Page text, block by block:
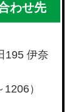
わせ先
195 伊奈
1206）